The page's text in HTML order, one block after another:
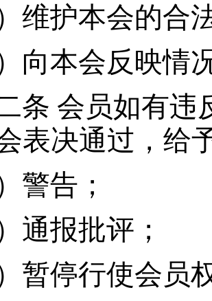
）维护本会的合
）向本会反映情
条 会员如有违
表决通过，给
警告；
通报批评；
）暂停行使会员